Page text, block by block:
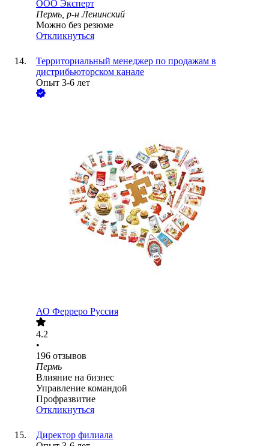
ООО Эксперт
Пермь, р-н Ленинский
Можно без резюме
Откликнуться
Территориальный менеджер по продажам в
дистрибьюторском канале
Опыт 3-6 лет
АО Ферреро Руссия
4.2
•
196 отзывов
Пермь
Влияние на бизнес
Управление командой
Профразвитие
Откликнуться
Директор филиала